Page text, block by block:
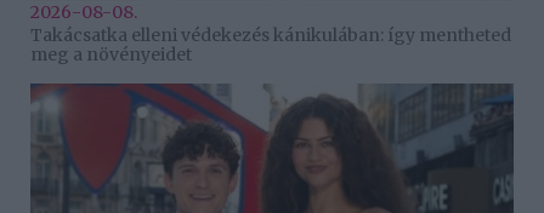
2026-08-08.
Takácsatka elleni védekezés kánikulában: így mentheted
meg a növényeidet